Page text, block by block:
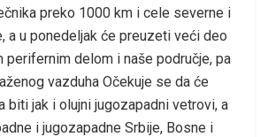
preko 1000 km i cele severne i
a u ponedeljak će preuzeti veći deo
perifernim delom i naše područje, pa
vazduha Očekuje se da će
biti jak i olujni jugozapadni vetrovi, a
i jugozapadne Srbije, Bosne i